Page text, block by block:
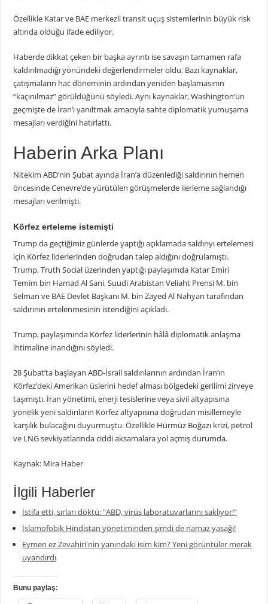
Özellikle Katar ve BAE merkezli transit uçuş sistemlerinin büyük risk
altında olduğu ifade ediliyor.
Haberde dikkat çeken bir başka ayrıntı ise savaşın tamamen rafa
kaldırılmadığı yönündeki değerlendirmeler oldu. Bazı kaynaklar,
çatışmaların hac döneminin ardından yeniden başlamasının
“kaçınılmaz” görüldüğünü söyledi. Aynı kaynaklar, Washington’un
geçmişte de İran’ı yanıltmak amacıyla sahte diplomatik yumuşama
mesajları verdiğini hatırlattı.
Haberin Arka Planı
Nitekim ABD’nin Şubat ayında İran’a düzenlediği saldırının hemen
öncesinde Cenevre’de yürütülen görüşmelerde ilerleme sağlandığı
mesajları verilmişti.
Körfez erteleme istemişti
Trump da geçtiğimiz günlerde yaptığı açıklamada saldırıyı ertelemesi
için Körfez liderlerinden doğrudan talep aldığını doğrulamıştı.
Trump, Truth Social üzerinden yaptığı paylaşımda Katar Emiri
Temim bin Hamad Al Sani, Suudi Arabistan Veliaht Prensi M. bin
Selman ve BAE Devlet Başkanı M. bin Zayed Al Nahyan tarafından
saldırının ertelenmesinin istendiğini açıkladı.
Trump, paylaşımında Körfez liderlerinin hâlâ diplomatik anlaşma
ihtimaline inandığını söyledi.
28 Şubat’ta başlayan ABD-İsrail saldırılarının ardından İran’ın
Körfez’deki Amerikan üslerini hedef alması bölgedeki gerilimi zirveye
taşımıştı. İran yönetimi, enerji tesislerine veya sivil altyapısına
yönelik yeni saldırıların Körfez altyapısına doğrudan misillemeyle
karşılık bulacağını duyurmuştu. Özellikle Hürmüz Boğazı krizi, petrol
ve LNG sevkiyatlarında ciddi aksamalara yol açmış durumda.
Kaynak: Mira Haber
İlgili Haberler
İstifa etti, sırları döktü: "ABD, virüs laboratuvarlarını saklıyor!"
İslamofobik Hindistan yönetiminden şimdi de namaz yasağı!
Eymen ez Zevahiri'nin yanındaki isim kim? Yeni görüntüler merak
uyandırdı
Bunu paylaş: